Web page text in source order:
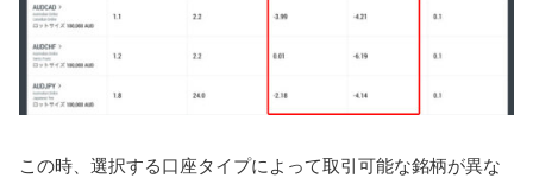
この時、選択する口座タイプによって取引可能な銘柄が異な